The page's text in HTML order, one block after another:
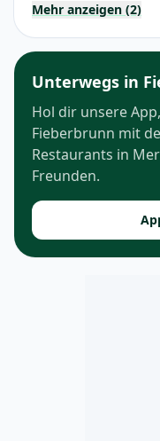
Mehr anzeigen (2)
Unterwegs in
Hol dir unsere
Fieberbrunn mit
Restaurants in
Freunden.